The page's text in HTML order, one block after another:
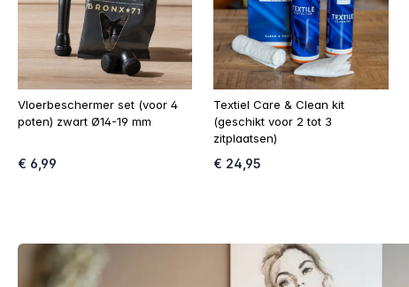
Vloerbeschermer set (voor 4
poten) zwart Ø14-19 mm
€ 6,99
Textiel Care & Clean kit
(geschikt voor 2 tot 3
zitplaatsen)
€ 24,95